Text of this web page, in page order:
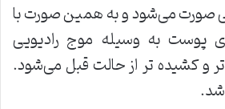
می‌شود و به همین صورت با
پوست به وسیله موج رادیویی
کشیده تر از حالت قبل می‌شود‌.